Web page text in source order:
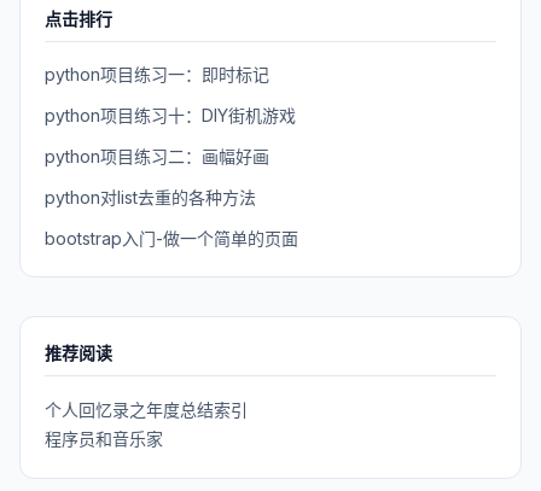
点击排行
python项目练习一：即时标记
python项目练习十：DIY街机游戏
python项目练习二：画幅好画
python对list去重的各种方法
bootstrap入门-做一个简单的页面
推荐阅读
个人回忆录之年度总结索引
程序员和音乐家